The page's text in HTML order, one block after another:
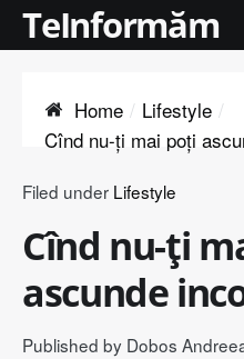
TeInformăm
Home
Lifestyle
Cînd nu-ţi mai poţi
Filed under Lifestyle
Cînd nu-ţi
ascunde
Published by Dobos